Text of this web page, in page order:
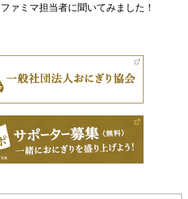
ァミマ担当者に聞いてみました！